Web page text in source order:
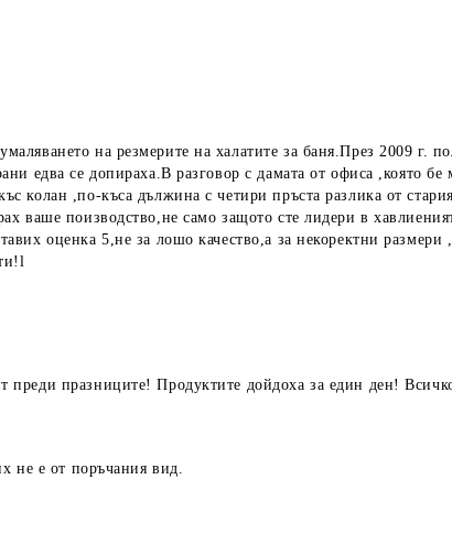
на резмерите на халатите за баня.През 2009 г.
едва се допираха.В разговор с дамата от офиса ,която
колан ,по-къса дължина с четири пръста разлика от
ваше поизводство,не само защото сте лидери в
оценка 5,не за лошо качество,а за некоректни
празниците! Продуктите дойдоха за един ден!
не е от поръчания вид.